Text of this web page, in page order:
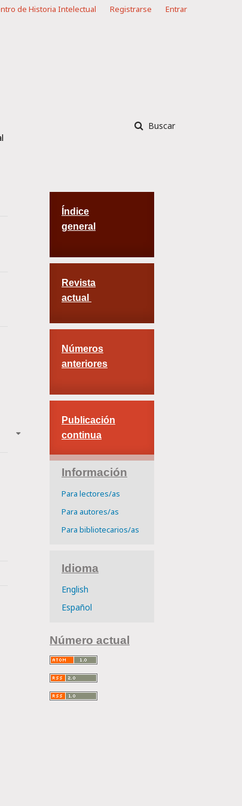
Buscar
de Historia Intelectual Registrarse Entrar
Índice
general
Revista
actual
Números
anteriores
Publicación
continua
Información
Para lectores/as
Para autores/as
Para bibliotecarios/as
Idioma
English
Español
Número actual